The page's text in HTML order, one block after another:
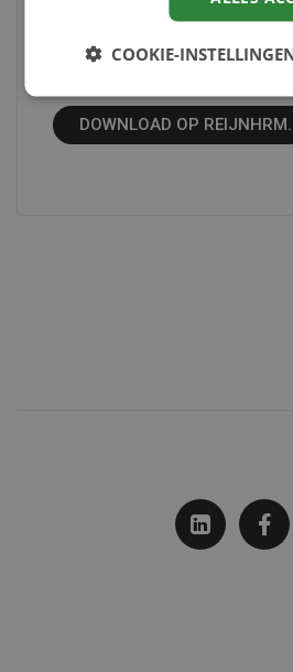
persoonlijke
recruitment.
DOWNLOAD OP
COOKIE-